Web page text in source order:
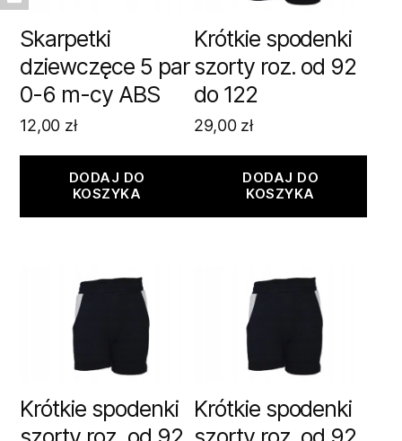
Skarpetki
dziewczęce 5 par
0-6 m-cy ABS
12,00 zł
DODAJ DO
KOSZYKA
Krótkie spodenki
szorty roz. od 92
do 122
29,00 zł
DODAJ DO
KOSZYKA
Krótkie spodenki
Krótkie spodenki